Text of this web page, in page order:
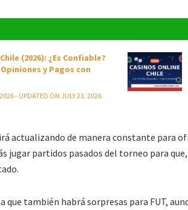
(2026): ¿Es Confiable?
y Pagos con
- UPDATED ON JULY 23, 2026
actualizando de manera constante para
jugar partidos pasados del torneo para
que también habrá sorpresas para FUT,